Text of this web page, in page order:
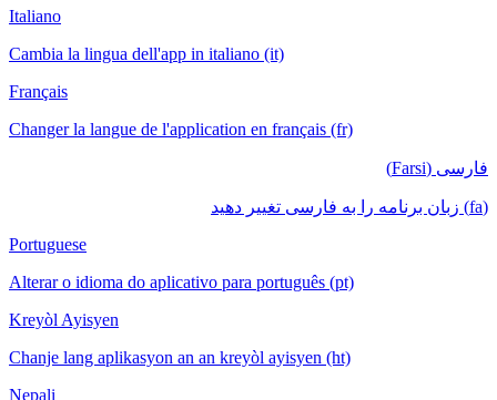
Italiano
Cambia la lingua dell'app in italiano (it)
Français
Changer la langue de l'application en français (fr)
فارسی (Farsi)
(fa) زبان برنامه را به فارسی تغییر دهید
Portuguese
Alterar o idioma do aplicativo para português (pt)
Kreyòl Ayisyen
Chanje lang aplikasyon an an kreyòl ayisyen (ht)
Nepali